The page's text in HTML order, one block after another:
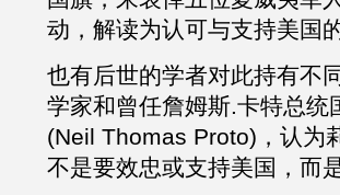
动，解读为认可与支持美国
也有后世的学者对此持有不
学家和曾任詹姆斯.卡特总
(Neil Thomas Proto)，认为
不是要效忠或支持美国，而